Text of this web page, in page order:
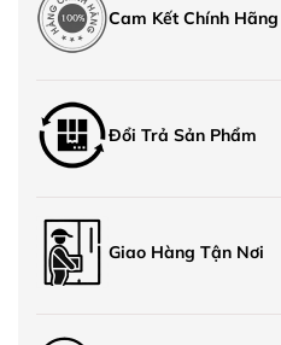
Cam Kết Chính Hãng
Đổi Trả Sản Phẩm
Giao Hàng Tận Nơi